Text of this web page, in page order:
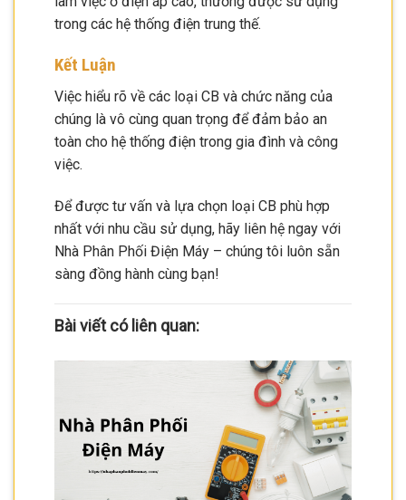
trong các hệ thống điện trung thế.
Kết Luận
Việc hiểu rõ về các loại CB và chức năng của
chúng là vô cùng quan trọng để đảm bảo an
toàn cho hệ thống điện trong gia đình và công
việc.
Để được tư vấn và lựa chọn loại CB phù hợp
nhất với nhu cầu sử dụng, hãy liên hệ ngay với
Nhà Phân Phối Điện Máy – chúng tôi luôn sẵn
sàng đồng hành cùng bạn!
Bài viết có liên quan: